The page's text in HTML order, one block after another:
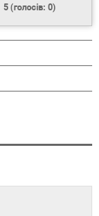
5(голосів: 0)